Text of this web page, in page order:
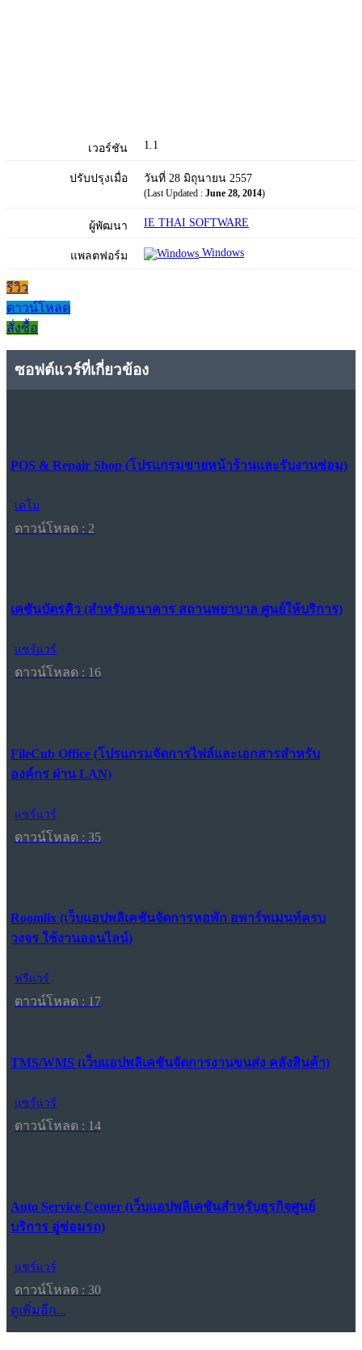
เวอร์ชัน 1.1
ปรับปรุงเมื่อ วันที่ 28 มิถุนายน 2557
(Last Updated : June 28, 2014)
ผู้พัฒนา IE THAI SOFTWARE
แพลตฟอร์ม Windows
รีวิว
ดาวน์โหลด
สั่งซื้อ
ซอฟต์แวร์ที่เกี่ยวข้อง
POS & Repair Shop (โปรแกรมขายหน้าร้านและรับงานซ่อม)
เดโม
ดาวน์โหลด : 2
เคชันบัตรคิว (สำหรับธนาคาร สถานพยาบาล ศูนย์ให้บริการ)
แชร์แวร์
ดาวน์โหลด : 16
FileCub Office (โปรแกรมจัดการไฟล์และเอกสารสำหรับ
องค์กร ผ่าน LAN)
แชร์แวร์
ดาวน์โหลด : 35
Roomlix (เว็บแอปพลิเคชันจัดการหอพัก อพาร์ทเมนท์ครบ
วงจร ใช้งานออนไลน์)
ฟรีแวร์
ดาวน์โหลด : 17
TMS/WMS (เว็บแอปพลิเคชันจัดการงานขนส่ง คลังสินค้า)
แชร์แวร์
ดาวน์โหลด : 14
Auto Service Center (เว็บแอปพลิเคชันสำหรับธุรกิจศูนย์
บริการ อู่ซ่อมรถ)
แชร์แวร์
ดาวน์โหลด : 30
ดูเพิ่มอีก...